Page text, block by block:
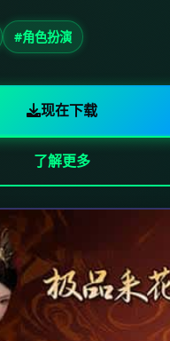
#角色扮演
现在下载
了解更多